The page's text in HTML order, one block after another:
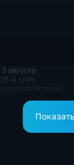
3 августа
25-й слёт